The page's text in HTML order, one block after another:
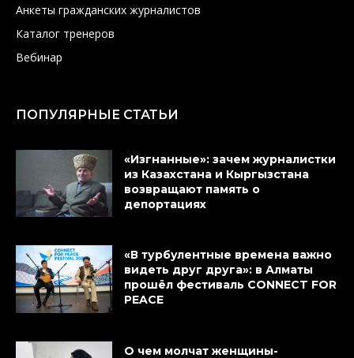
Анкеты гражданских журналистов
Каталог тренеров
Вебинар
ПОПУЛЯРНЫЕ СТАТЬИ
«Изгнанные»: зачем журналистки
из Казахстана и Кыргызстана
возвращают память о
депортациях
«В турбулентные времена важно
видеть друг друга»: в Алматы
прошёл фестиваль CONNECT FOR
PEACE
О чем молчат женщины-